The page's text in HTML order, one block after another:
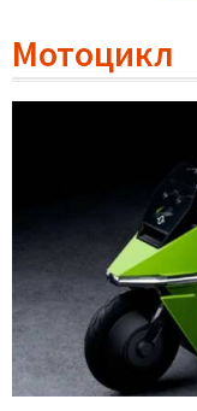
Мотоцикл